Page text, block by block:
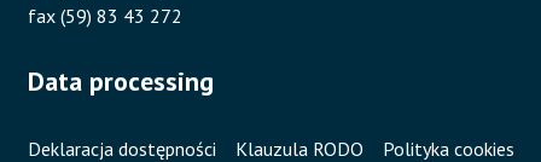
fax (59) 83 43 272
Data processing
Deklaracja dostępności Klauzula RODO Polityka cookies